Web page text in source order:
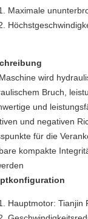
Maximale
wird
Bruch,
und
und negativen
für die
kompakte
Hauptmotor: Tianjin